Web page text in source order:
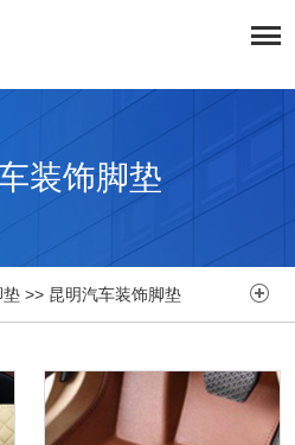
装饰脚垫
垫 >> 昆明汽车装饰脚垫 